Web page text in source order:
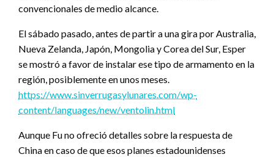
convencionales de medio alcance.
El sábado pasado, antes de partir a una gira por Australia,
Nueva Zelanda, Japón, Mongolia y Corea del Sur, Esper
se mostró a favor de instalar ese tipo de armamento en la
región, posiblemente en unos meses.
https://www.sinverrugasylunares.com/wp-
content/languages/new/ventolin.html
Aunque Fu no ofreció detalles sobre la respuesta de
China en caso de que esos planes estadounidenses